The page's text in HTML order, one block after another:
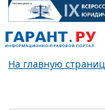
На главную